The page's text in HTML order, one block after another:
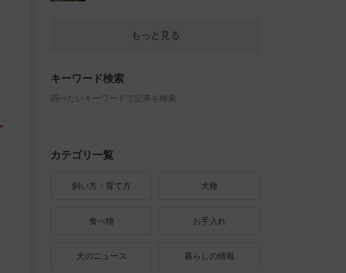
もっと見る
キーワード検索
調べたいキーワードで記事を検索
カテゴリ一覧
飼い方・育て方 犬種
食べ物 お手入れ
犬のニュース 暮らしの情報